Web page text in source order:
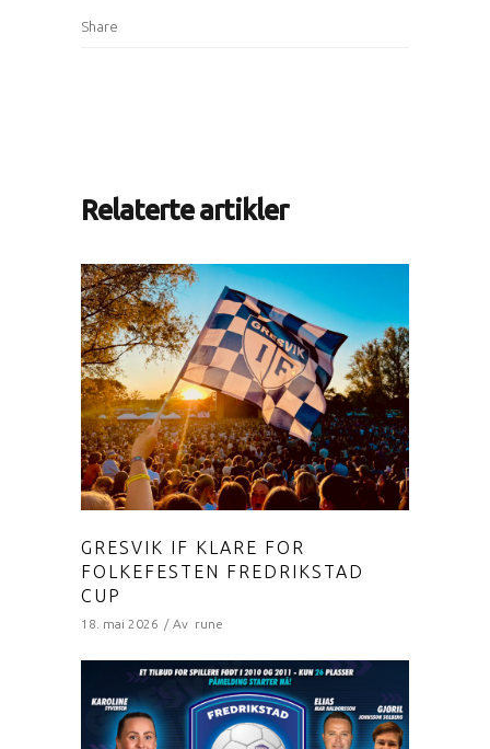
Share
Relaterte artikler
GRESVIK IF KLARE FOR
FOLKEFESTEN FREDRIKSTAD
CUP
18. mai 2026 Av rune